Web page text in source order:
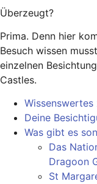
Überzeugt?
Prima. Denn hier
Besuch wissen
einzelnen
Castles.
Deine
Was gibt es
Das
Dragoon
St